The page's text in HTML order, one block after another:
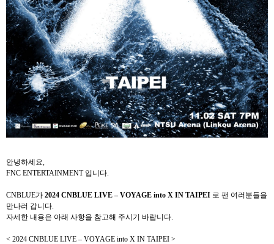
안녕하세요,
FNC ENTERTAINMENT 입니다.
CNBLUE가 2024 CNBLUE LIVE – VOYAGE into X IN TAIPEI 로 팬 여러분들을
만나러 갑니다.
자세한 내용은 아래 사항을 참고해 주시기 바랍니다.
< 2024 CNBLUE LIVE – VOYAGE into X IN TAIPEI >